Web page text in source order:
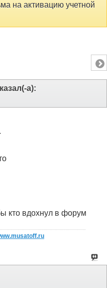
на активацию учетной
а):
кто вдохнул в форум